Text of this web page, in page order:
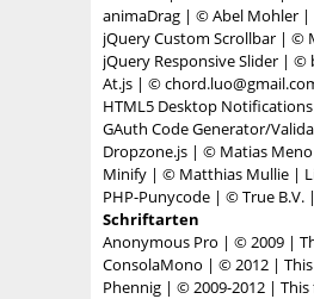
animaDrag | © Abel Mohler |
jQuery Custom Scrollbar | ©
jQuery Responsive Slider | ©
At.js | ©
HTML5 Desktop Notifications
GAuth Code Generator/
Dropzone.js | © Matias
Minify | © Matthias Mullie |
PHP-Punycode | © True B.V.
Schriftarten
Anonymous Pro | © 2009 |
ConsolaMono | © 2012 |
Phennig | © 2009-2012 | This